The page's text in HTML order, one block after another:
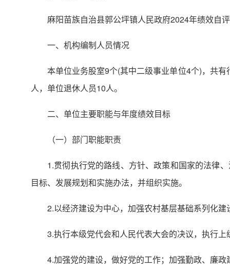
麻阳苗族自治县郭公坪镇人民政府2024年绩效自
一、机构编制人员情况
本单位业务股室9个(其中二级事业单位4个)，共
人，单位退休人员10人。
二、单位主要职能与年度绩效目标
（一）部门职能职责
1.贯彻执行党的路线、方针、政策和国家的法律
目标、发展规划和实施办法，并组织实施。
2.以经济建设为中心，加强农村基层基础系列化
3.执行本级党代会和人民代表大会的决议，执行
4.加强党的建设，做好党的工作；加强勤政、廉